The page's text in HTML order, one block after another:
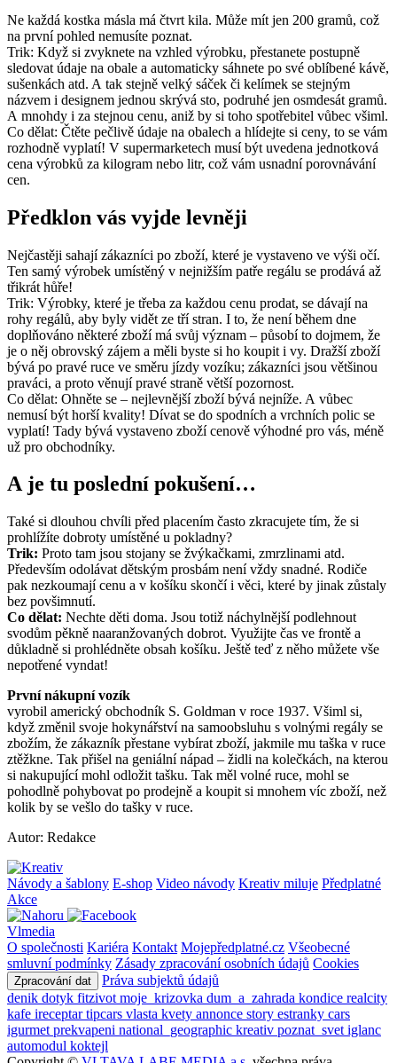
Ne každá kostka másla má čtvrt kila. Může mít jen 200 gramů, což
na první pohled nemusíte poznat.
Trik: Když si zvyknete na vzhled výrobku, přestanete postupně
sledovat údaje na obale a automaticky sáhnete po své oblíbené kávě,
sušenkách atd. A tak stejně velký sáček či kelímek se stejným
názvem i designem jednou skrývá sto, podruhé jen osmdesát gramů.
A mnohdy i za stejnou cenu, aniž by si toho spotřebitel vůbec všiml.
Co dělat: Čtěte pečlivě údaje na obalech a hlídejte si ceny, to se vám
rozhodně vyplatí! V supermarketech musí být uvedena jednotková
cena výrobků za kilogram nebo litr, což vám usnadní porovnávání
cen.
Předklon vás vyjde levněji
Nejčastěji sahají zákazníci po zboží, které je vystaveno ve výši očí.
Ten samý výrobek umístěný v nejnižším patře regálu se prodává až
třikrát hůře!
Trik: Výrobky, které je třeba za každou cenu prodat, se dávají na
rohy regálů, aby byly vidět ze tří stran. I to, že není během dne
doplňováno některé zboží má svůj význam – působí to dojmem, že
je o něj obrovský zájem a měli byste si ho koupit i vy. Dražší zboží
bývá po pravé ruce ve směru jízdy vozíku; zákazníci jsou většinou
praváci, a proto věnují pravé straně větší pozornost.
Co dělat: Ohněte se – nejlevnější zboží bývá nejníže. A vůbec
nemusí být horší kvality! Dívat se do spodních a vrchních polic se
vyplatí! Tady bývá vystaveno zboží cenově výhodné pro vás, méně
už pro obchodníky.
A je tu poslední pokušení…
Také si dlouhou chvíli před placením často zkracujete tím, že si
prohlížíte dobroty umístěné u pokladny?
Trik: Proto tam jsou stojany se žvýkačkami, zmrzlinami atd.
Především odolávat dětským prosbám není vždy snadné. Rodiče
pak nezkoumají cenu a v košíku skončí i věci, které by jinak zůstaly
bez povšimnutí.
Co dělat: Nechte děti doma. Jsou totiž náchylnější podlehnout
svodům pěkně naaranžovaných dobrot. Využijte čas ve frontě a
důkladně si prohlédněte obsah košíku. Ještě teď z něho můžete vše
nepotřené vyndat!
První nákupní vozík
vyrobil americký obchodník S. Goldman v roce 1937. Všiml si,
když změnil svoje hokynářství na samoobsluhu s volnými regály se
zbožím, že zákazník přestane vybírat zboží, jakmile mu taška v ruce
ztěžkne. Tak přišel na geniální nápad – židli na kolečkách, na kterou
si nakupující mohl odložit tašku. Tak měl volné ruce, mohl se
pohodlně pohybovat po prodejně a koupit si mnohem víc zboží, než
kolik by se vešlo do tašky v ruce.
Autor: Redakce
Návody a šablony E-shop Video návody Kreativ miluje Předplatné
Akce
Vlmedia
O společnosti Kariéra Kontakt Mojepředplatné.cz Všeobecné
smluvní podmínky Zásady zpracování osobních údajů Cookies
Zpracování dat
Práva subjektů údajů
denik dotyk fitzivot moje_krizovka dum_a_zahrada kondice realcity
kafe ireceptartipcars vlasta kvety annonce story estranky cars
igurmet prekvapeni national_geographic kreativ poznat_svet iglanc
automodul koktejl